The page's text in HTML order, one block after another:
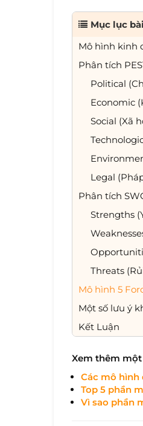
Mục lục
Mô hình kinh
Phân tích
Political
Economic
Social (Xã
Legal
Phân tích
Strengths
Threats
Mô hình 5
Một số lưu ý
Kết Luận
Xem thêm một
Các mô hình
Top 5 phần
Vì sao phần